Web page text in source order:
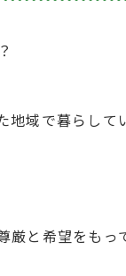
地域で暮らして
厳と希望をもっ